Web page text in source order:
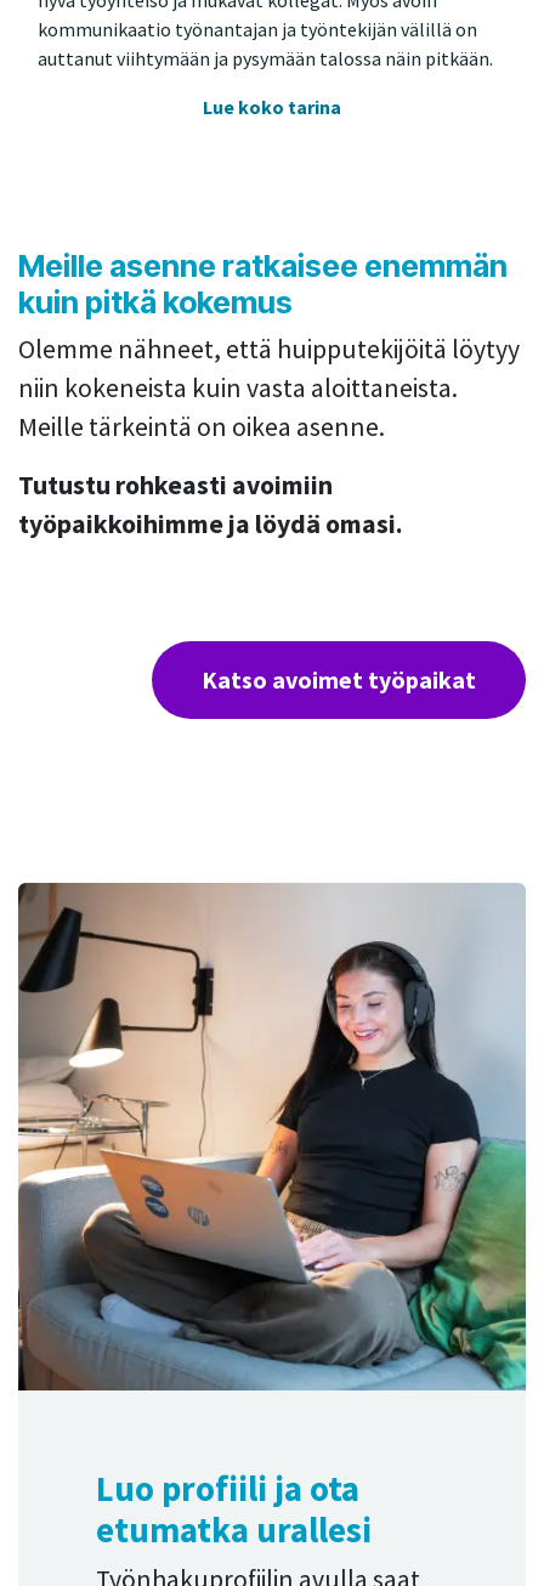
kommunikaatio työnantajan ja työntekijän välillä on
auttanut viihtymään ja pysymään talossa näin pitkään.
Lue koko tarina
Meille asenne ratkaisee enemmän
kuin pitkä kokemus
Olemme nähneet, että huipputekijöitä löytyy
niin kokeneista kuin vasta aloittaneista.
Meille tärkeintä on oikea asenne.
Tutustu rohkeasti avoimiin
työpaikkoihimme ja löydä omasi.
Katso avoimet työpaikat
Luo profiili ja ota
etumatka urallesi
Työnhakuprofiilin avulla saat